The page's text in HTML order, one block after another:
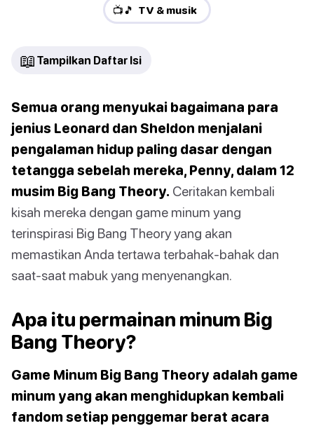
📺🎵 TV & musik
📖 Tampilkan Daftar Isi
Semua orang menyukai bagaimana para
jenius Leonard dan Sheldon menjalani
pengalaman hidup paling dasar dengan
tetangga sebelah mereka, Penny, dalam 12
musim Big Bang Theory. Ceritakan kembali
kisah mereka dengan game minum yang
terinspirasi Big Bang Theory yang akan
memastikan Anda tertawa terbahak-bahak dan
saat-saat mabuk yang menyenangkan.
Apa itu permainan minum Big
Bang Theory?
Game Minum Big Bang Theory adalah game
minum yang akan menghidupkan kembali
fandom setiap penggemar berat acara